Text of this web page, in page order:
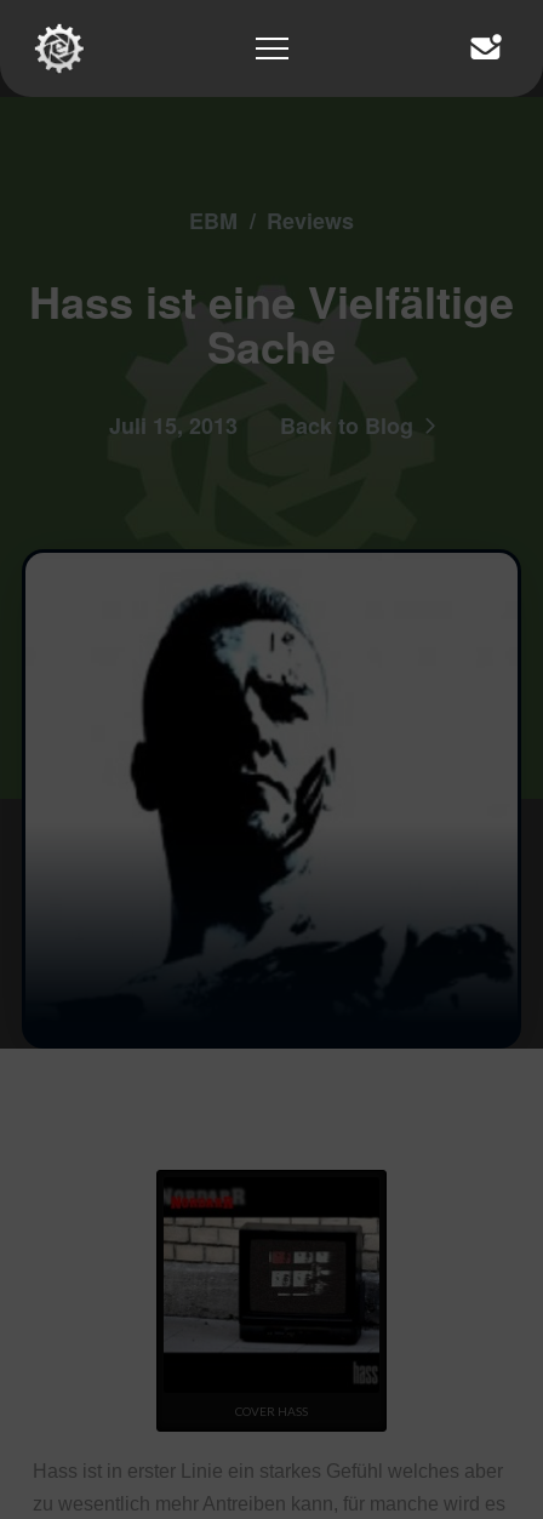
EBM / Reviews
Hass ist eine Vielfältige
Sache
Juli 15, 2013 Back to Blog
COVER HASS
Hass ist in erster Linie ein starkes Gefühl welches aber
zu wesentlich mehr Antreiben kann, für manche wird es